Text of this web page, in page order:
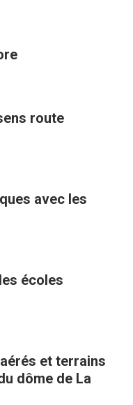
route
avec les
écoles
et terrains
dôme de La